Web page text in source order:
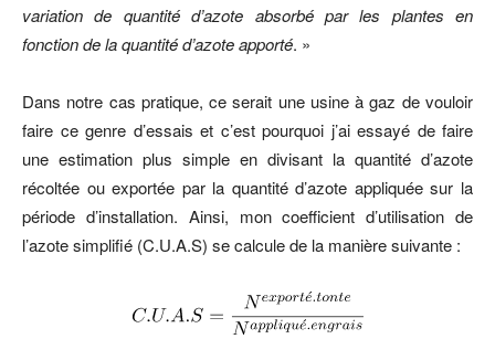
variation de quantité d’azote absorbé par les plantes en
fonction de la quantité d’azote apporté. »
Dans notre cas pratique, ce serait une usine à gaz de vouloir
faire ce genre d’essais et c’est pourquoi j’ai essayé de faire
une estimation plus simple en divisant la quantité d’azote
récoltée ou exportée par la quantité d’azote appliquée sur la
période d’installation. Ainsi, mon coefficient d’utilisation de
l’azote simplifié (C.U.A.S) se calcule de la manière suivante :